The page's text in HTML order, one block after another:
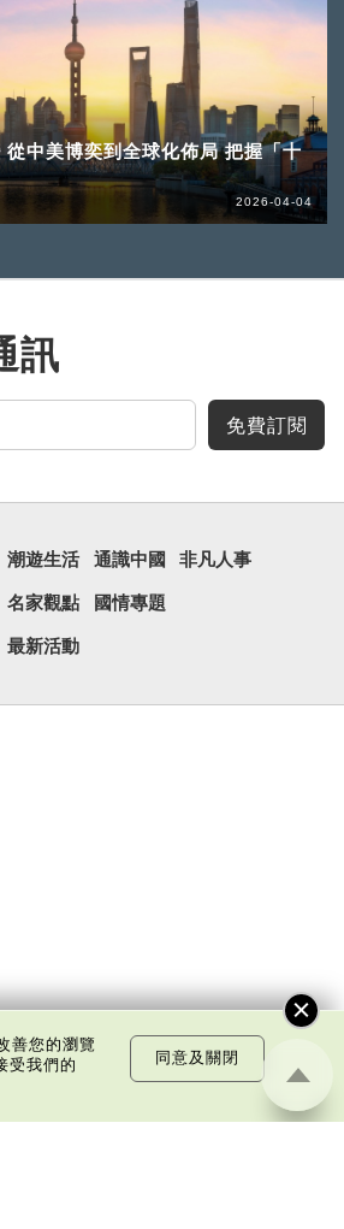
中美博奕到全球化佈局 把握「十
2026-04-04
訊
免費訂閱
潮遊生活 通識中國 非凡人事
名家觀點 國情專題
最新活動
善您的瀏覽
受我們的
同意及關閉